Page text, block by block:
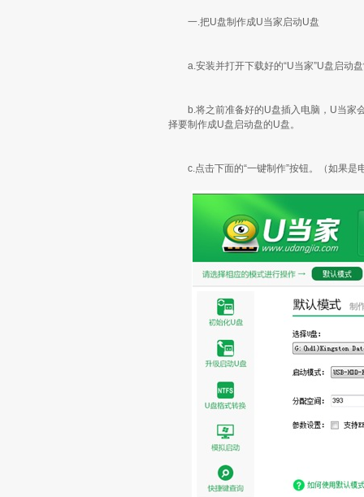
一.把U盘制作成U当家启动U盘
a.安装并打开下载好的“U当家”U盘启动盘
b.将之前准备好的U盘插入电脑，U当家会
择要制作成U盘启动盘的U盘。
c.点击下面的“一键制作”按钮。（如果是